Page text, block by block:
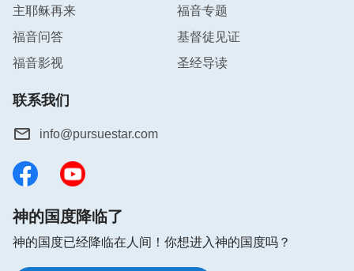
主耶稣再来
福音专题
福音问答
基督徒见证
福音影视
圣经导读
联系我们
info@pursuestar.com
神的国度降临了
神的国度已经降临在人间！你想进入神的国度吗？